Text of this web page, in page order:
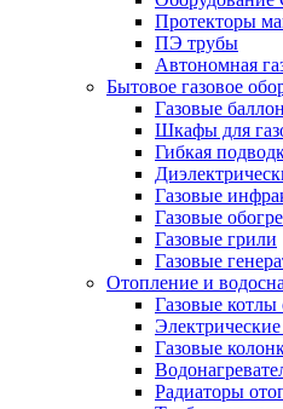
Протекторы
ПЭ трубы
Автономная
Бытовое газовое
Газовые
Шкафы для
Гибкая
Газовые
Газовые
Газовые грили
Газовые
Отопление и
Газовые котлы
Газовые
Радиаторы